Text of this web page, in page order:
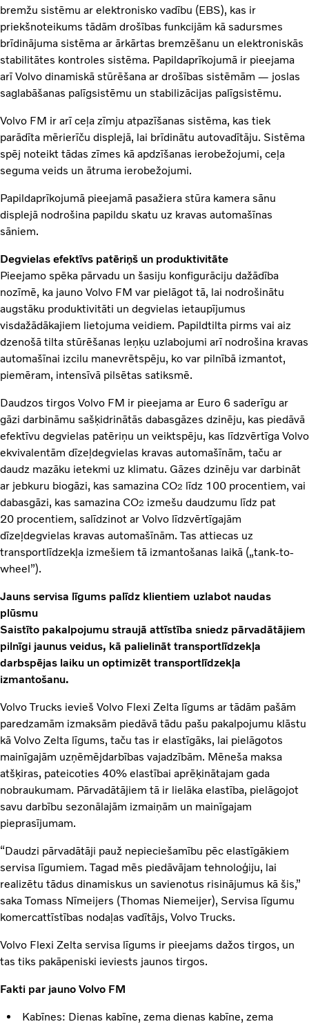
bremžu sistēmu ar elektronisko vadību (EBS), kas ir
priekšnoteikums tādām drošības funkcijām kā sadursmes
brīdinājuma sistēma ar ārkārtas bremzēšanu un elektroniskās
stabilitātes kontroles sistēma. Papildaprīkojumā ir pieejama
arī Volvo dinamiskā stūrēšana ar drošības sistēmām — joslas
saglabāšanas palīgsistēmu un stabilizācijas palīgsistēmu.
Volvo FM ir arī ceļa zīmju atpazīšanas sistēma, kas tiek
parādīta mērierīču displejā, lai brīdinātu autovadītāju. Sistēma
spēj noteikt tādas zīmes kā apdzīšanas ierobežojumi, ceļa
seguma veids un ātruma ierobežojumi.
Papildaprīkojumā pieejamā pasažiera stūra kamera sānu
displejā nodrošina papildu skatu uz kravas automašīnas
sāniem.
Degvielas efektīvs patēriņš un produktivitāte
Pieejamo spēka pārvadu un šasiju konfigurāciju dažādība
nozīmē, ka jauno Volvo FM var pielāgot tā, lai nodrošinātu
augstāku produktivitāti un degvielas ietaupījumus
visdažādākajiem lietojuma veidiem. Papildtilta pirms vai aiz
dzenošā tilta stūrēšanas leņķu uzlabojumi arī nodrošina kravas
automašīnai izcilu manevrētspēju, ko var pilnībā izmantot,
piemēram, intensīvā pilsētas satiksmē.
Daudzos tirgos Volvo FM ir pieejama ar Euro 6 saderīgu ar
gāzi darbināmu sašķidrinātās dabasgāzes dzinēju, kas piedāvā
efektīvu degvielas patēriņu un veiktspēju, kas līdzvērtīga Volvo
ekvivalentām dīzeļdegvielas kravas automašīnām, taču ar
daudz mazāku ietekmi uz klimatu. Gāzes dzinēju var darbināt
ar jebkuru biogāzi, kas samazina CO2 līdz 100 procentiem, vai
dabasgāzi, kas samazina CO2 izmešu daudzumu līdz pat
20 procentiem, salīdzinot ar Volvo līdzvērtīgajām
dīzeļdegvielas kravas automašīnām. Tas attiecas uz
transportlīdzekļa izmešiem tā izmantošanas laikā („tank-to-
wheel”).
Jauns servisa līgums palīdz klientiem uzlabot naudas
plūsmu
Saistīto pakalpojumu straujā attīstība sniedz pārvadātājiem
pilnīgi jaunus veidus, kā palielināt transportlīdzekļa
darbspējas laiku un optimizēt transportlīdzekļa
izmantošanu.
Volvo Trucks ievieš Volvo Flexi Zelta līgums ar tādām pašām
paredzamām izmaksām piedāvā tādu pašu pakalpojumu klāstu
kā Volvo Zelta līgums, taču tas ir elastīgāks, lai pielāgotos
mainīgajām uzņēmējdarbības vajadzībām. Mēneša maksa
atšķiras, pateicoties 40% elastībai aprēķinātajam gada
nobraukumam. Pārvadātājiem tā ir lielāka elastība, pielāgojot
savu darbību sezonālajām izmaiņām un mainīgajam
pieprasījumam.
“Daudzi pārvadātāji pauž nepieciešamību pēc elastīgākiem
servisa līgumiem. Tagad mēs piedāvājam tehnoloģiju, lai
realizētu tādus dinamiskus un savienotus risinājumus kā šis,”
saka Tomass Nīmeijers (Thomas Niemeijer), Servisa līgumu
komercattīstības nodaļas vadītājs, Volvo Trucks.
Volvo Flexi Zelta servisa līgums ir pieejams dažos tirgos, un
tas tiks pakāpeniski ieviests jaunos tirgos.
Fakti par jauno Volvo FM
Kabīnes: Dienas kabīne, zema dienas kabīne, zema